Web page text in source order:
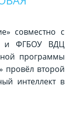
совместно с
и ФГБОУ ВДЦ
программы
провёл второй
интеллект в